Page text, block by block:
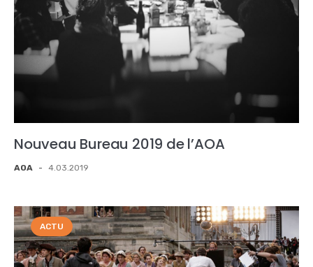
Nouveau Bureau 2019 de l’AOA
AOA - 4.03.2019
ACTU